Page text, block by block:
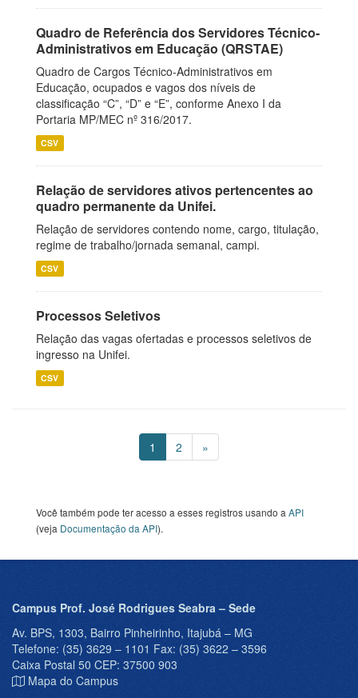
Quadro de Referência dos Servidores Técnico-
Administrativos em Educação (QRSTAE)
Quadro de Cargos Técnico-Administrativos em
Educação, ocupados e vagos dos níveis de
classificação “C”, “D” e “E”, conforme Anexo I da
Portaria MP/MEC nº 316/2017.
CSV
Relação de servidores ativos pertencentes ao
quadro permanente da Unifei.
Relação de servidores contendo nome, cargo, titulação,
regime de trabalho/jornada semanal, campi.
CSV
Processos Seletivos
Relação das vagas ofertadas e processos seletivos de
ingresso na Unifei.
CSV
1 2 »
Você também pode ter acesso a esses registros usando a API
(veja Documentação da API).
Campus Prof. José Rodrigues Seabra – Sede
Av. BPS, 1303, Bairro Pinheirinho, Itajubá – MG
Telefone: (35) 3629 – 1101 Fax: (35) 3622 – 3596
Caixa Postal 50 CEP: 37500 903
Mapa do Campus